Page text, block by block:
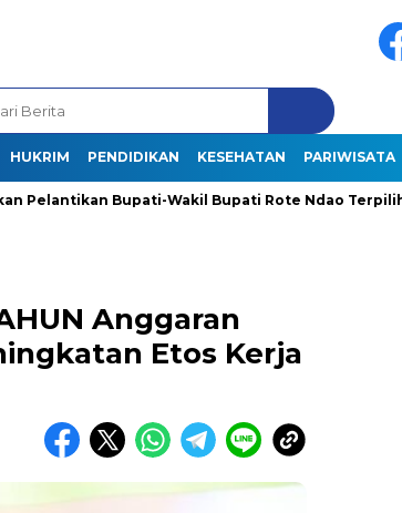
HUKRIM PENDIDIKAN KESEHATAN PARIWISATA
Bupati-Wakil Bupati Rote Ndao Terpilih
Anggaran
Etos Kerja